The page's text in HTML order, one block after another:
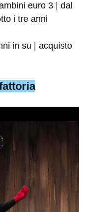
euro 3 | dal
i tre anni
in su | acquisto